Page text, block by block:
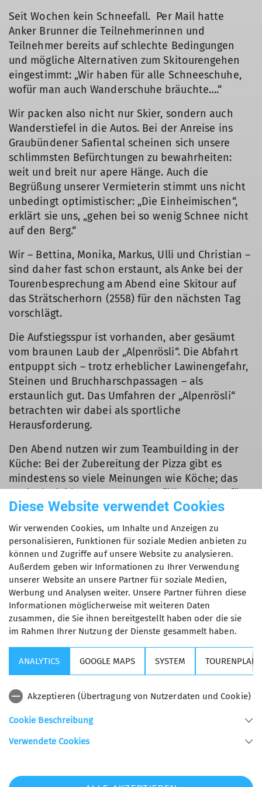
Seit Wochen kein Schneefall. Per Mail hatte
Anker Brunner die Teilnehmerinnen und
Teilnehmer bereits auf schlechte Bedingungen
und mögliche Alternativen zum Skitourengehen
eingestimmt: „Wir haben für alle Schneeschuhe,
wofür man auch Wanderschuhe bräuchte….“
Wir packen also nicht nur Skier, sondern auch
Wanderstiefel in die Autos. Bei der Anreise ins
Graubündener Safiental scheinen sich unsere
schlimmsten Befürchtungen zu bewahrheiten:
weit und breit nur apere Hänge. Auch die
Begrüßung unserer Vermieterin stimmt uns nicht
unbedingt optimistischer: „Die Einheimischen“,
erklärt sie uns, „gehen bei so wenig Schnee nicht
auf den Berg.“
Wir – Bettina, Monika, Markus, Ulli und Christian –
sind daher fast schon erstaunt, als Anke bei der
Tourenbesprechung am Abend eine Skitour auf
das Strätscherhorn (2558) für den nächsten Tag
vorschlägt.
Die Aufstiegsspur ist vorhanden, aber gesäumt
vom braunen Laub der „Alpenrösli“. Die Abfahrt
entpuppt sich – trotz erheblicher Lawinengefahr,
Steinen und Bruchharschpassagen – als
erstaunlich gut. Das Umfahren der „Alpenrösli“
betrachten wir dabei als sportliche
Herausforderung.
Den Abend nutzen wir zum Teambuilding in der
Küche: Bei der Zubereitung der Pizza gibt es
mindestens so viele Meinungen wie Köche; das
Backrohr leidet unter Stromausfällen und verfügt
auch nur über ein einziges Backblech. Doch am
Ende gelingt es vereinten Kräften ausreichende
Pizzamengen herzustellen.
Ermutigt durch die recht passable Tour vom
Vortag besteigen wir am nächsten Tag den Piz
Guw (2707). In der Nacht ist ein klein wenig
Neuschnee gefallen, sodass die Bergwelt nun bei
strahlendem Sonnenschein tatsächlich ein wenig
winterlich aussieht. Wer hätte das gedacht! Die
Abfahrt ist auch heute wieder besser als gedacht
und endet glücklich im Gässlihof am Ende des
Safientals bei Milchkaffee und Bündner Torte.
Der dritte Tourentag führt uns aufs Tällihorn
(2856), dessen steil abfallender Gipfelhang schon
sich als äußerst abwechslungsreich – von Pulver
Schneeverhältnisse wechseln dabei im
Diese Website verwendet Cookies
Wir verwenden Cookies, um Inhalte und Anzeigen zu
personalisieren, Funktionen für soziale Medien anbieten zu
können und Zugriffe auf unsere Website zu analysieren.
Außerdem geben wir Informationen zu Ihrer Verwendung
unserer Website an unsere Partner für soziale Medien,
Werbung und Analysen weiter. Unsere Partner führen diese
Informationen möglicherweise mit weiteren Daten
zusammen, die Sie ihnen bereitgestellt haben oder die sie
im Rahmen Ihrer Nutzung der Dienste gesammelt haben.
ANALYTICS GOOGLE MAPS SYSTEM
Akzeptieren (Übertragung von Nutzerdaten und Cookie)
Cookie Beschreibung
Verwendete Cookies